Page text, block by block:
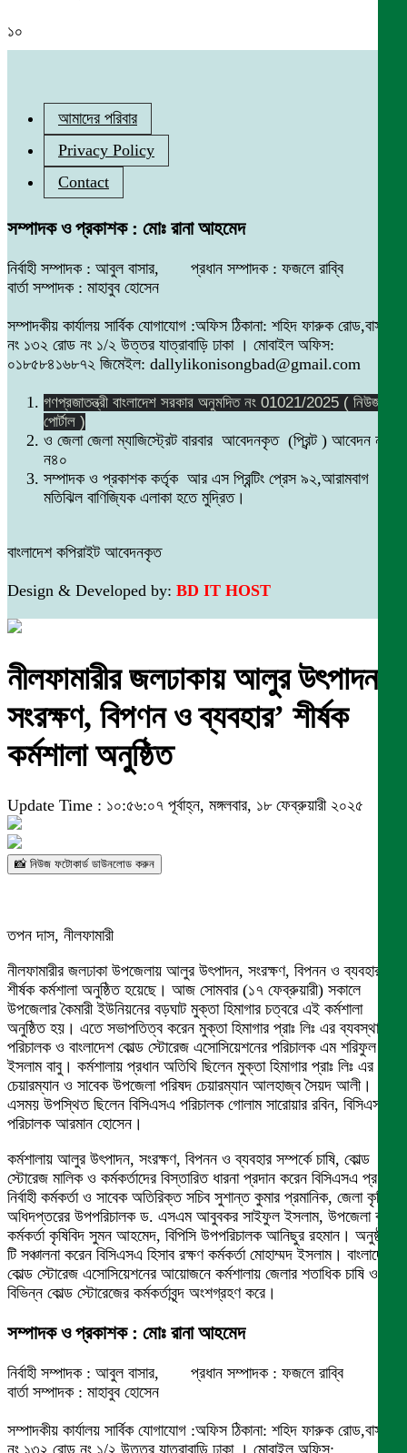
১০
আমাদের পরিবার
Privacy Policy
Contact
সম্পাদক ও প্রকাশক : মোঃ রানা আহমেদ
নির্বাহী সম্পাদক : আবুল বাসার, প্রধান সম্পাদক : ফজলে রাব্বি
বার্তা সম্পাদক : মাহাবুব হোসেন
সম্পাদকীয় কার্যালয় সার্বিক যোগাযোগ :অফিস ঠিকানা: শহিদ ফারুক রোড,বাসা
নং ১৩২ রোড নং ১/২ উত্তর যাত্রাবাড়ি ঢাকা । মোবাইল অফিস:
০১৮৫৮৪১৬৮৭২ জিমেইল: dallylikonisongbad@gmail.com
গণপ্রজাতন্ত্রী বাংলাদেশ সরকার অনুমদিত নং 01021/2025 ( নিউজ
পোর্টাল )
ও জেলা জেলা ম্যাজিস্ট্রেট বারবার আবেদনকৃত (প্রিন্ট ) আবেদন নং
ন৪০
সম্পাদক ও প্রকাশক কর্তৃক আর এস প্রিন্টিং প্রেস ৯২,আরামবাগ
মতিঝিল বাণিজ্যিক এলাকা হতে মুদ্রিত।
বাংলাদেশ কপিরাইট আবেদনকৃত
Design & Developed by: BD IT HOST
নীলফামারীর জলঢাকায় আলুর উৎপাদন,
সংরক্ষণ, বিপণন ও ব্যবহার’ শীর্ষক
কর্মশালা অনুষ্ঠিত
Update Time : ১০:৫৬:০৭ পূর্বাহ্ন, মঙ্গলবার, ১৮ ফেব্রুয়ারী ২০২৫
📸 নিউজ ফটোকার্ড ডাউনলোড করুন
তপন দাস, নীলফামারী
নীলফামারীর জলঢাকা উপজেলায় আলুর উৎপাদন, সংরক্ষণ, বিপনন ও ব্যবহার
শীর্ষক কর্মশালা অনুষ্ঠিত হয়েছে। আজ সোমবার (১৭ ফেব্রুয়ারী) সকালে
উপজেলার কৈমারী ইউনিয়নের বড়ঘাট মুক্তা হিমাগার চত্বরে এই কর্মশালা
অনুষ্ঠিত হয়। এতে সভাপতিত্ব করেন মুক্তা হিমাগার প্রাঃ লিঃ এর ব্যবস্থাপনা
পরিচালক ও বাংলাদেশ কোল্ড স্টোরেজ এসোসিয়েশনের পরিচালক এম শরিফুল
ইসলাম বাবু। কর্মশালায় প্রধান অতিথি ছিলেন মুক্তা হিমাগার প্রাঃ লিঃ এর
চেয়ারম্যান ও সাবেক উপজেলা পরিষদ চেয়ারম্যান আলহাজ্ব সৈয়দ আলী।
এসময় উপস্থিত ছিলেন বিসিএসএ পরিচালক গোলাম সারোয়ার রবিন, বিসিএসএ
পরিচালক আরমান হোসেন।
কর্মশালায় আলুর উৎপাদন, সংরক্ষণ, বিপনন ও ব্যবহার সম্পর্কে চাষি, কোল্ড
স্টোরেজ মালিক ও কর্মকর্তাদের বিস্তারিত ধারনা প্রদান করেন বিসিএসএ প্রধান
নির্বাহী কর্মকর্তা ও সাবেক অতিরিক্ত সচিব সুশান্ত কুমার প্রমানিক, জেলা কৃষি
অধিদপ্তরের উপপরিচালক ড. এসএম আবুবকর সাইফুল ইসলাম, উপজেলা কৃষি
কর্মকর্তা কৃষিবিদ সুমন আহমেদ, বিপিসি উপপরিচালক আনিছুর রহমান। অনুষ্ঠান
টি সঞ্চালনা করেন বিসিএসএ হিসাব রক্ষণ কর্মকর্তা মোহাম্মদ ইসলাম। বাংলাদেশ
কোল্ড স্টোরেজ এসোসিয়েশনের আয়োজনে কর্মশালায় জেলার শতাধিক চাষি ও
বিভিন্ন কোল্ড স্টোরেজের কর্মকর্তাবৃন্দ অংশগ্রহণ করে।
সম্পাদক ও প্রকাশক : মোঃ রানা আহমেদ
নির্বাহী সম্পাদক : আবুল বাসার, প্রধান সম্পাদক : ফজলে রাব্বি
বার্তা সম্পাদক : মাহাবুব হোসেন
সম্পাদকীয় কার্যালয় সার্বিক যোগাযোগ :অফিস ঠিকানা: শহিদ ফারুক রোড,বাসা